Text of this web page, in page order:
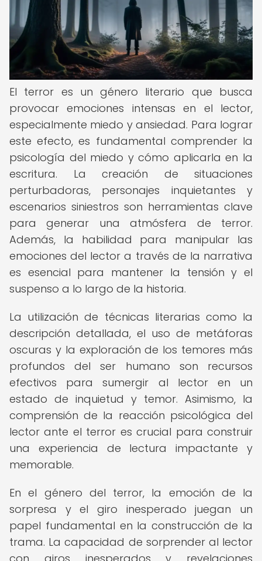
El terror es un género literario que busca
provocar emociones intensas en el lector,
especialmente miedo y ansiedad. Para lograr
este efecto, es fundamental comprender la
psicología del miedo y cómo aplicarla en la
escritura. La creación de situaciones
perturbadoras, personajes inquietantes y
escenarios siniestros son herramientas clave
para generar una atmósfera de terror.
Además, la habilidad para manipular las
emociones del lector a través de la narrativa
es esencial para mantener la tensión y el
suspenso a lo largo de la historia.
La utilización de técnicas literarias como la
descripción detallada, el uso de metáforas
oscuras y la exploración de los temores más
profundos del ser humano son recursos
efectivos para sumergir al lector en un
estado de inquietud y temor. Asimismo, la
comprensión de la reacción psicológica del
lector ante el terror es crucial para construir
una experiencia de lectura impactante y
memorable.
En el género del terror, la emoción de la
sorpresa y el giro inesperado juegan un
papel fundamental en la construcción de la
trama. La capacidad de sorprender al lector